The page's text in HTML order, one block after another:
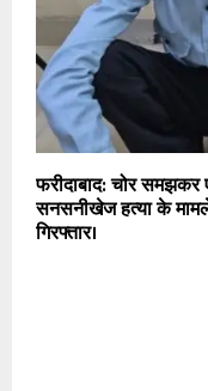
फरीदाबाद: चोर
सनसनीखेज हत्या के मामले
गिरफ्तार।